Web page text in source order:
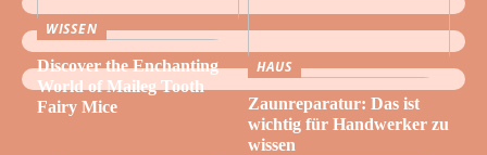
WISSEN
Discover the Enchanting
World of Maileg Tooth
Fairy Mice
HAUS
Zaunreparatur: Das ist
wichtig für Handwerker zu
wissen